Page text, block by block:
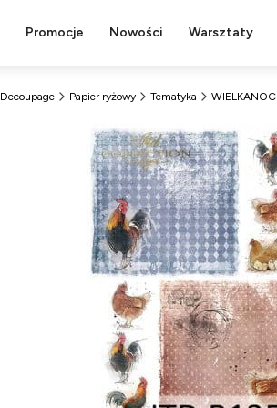
Promocje Nowości Warsztaty
Decoupage Papier ryżowy Tematyka WIELKANOC